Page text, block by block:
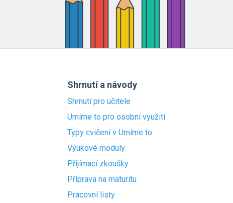
Shrnutí a návody
Shrnutí pro učitele
Umíme to pro osobní využití
Typy cvičení v Umíme to
Výukové moduly
Přijímací zkoušky
Příprava na maturitu
Pracovní listy